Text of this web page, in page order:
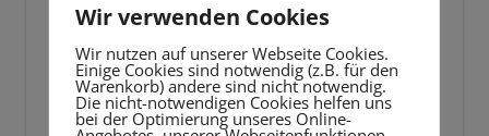
Video-
Player
Wir verwenden Cookies
Wir nutzen auf unserer Webseite Cookies.
Einige Cookies sind notwendig (z.B. für den
Warenkorb) andere sind nicht notwendig.
Die nicht-notwendigen Cookies helfen uns
bei der Optimierung unseres Online-